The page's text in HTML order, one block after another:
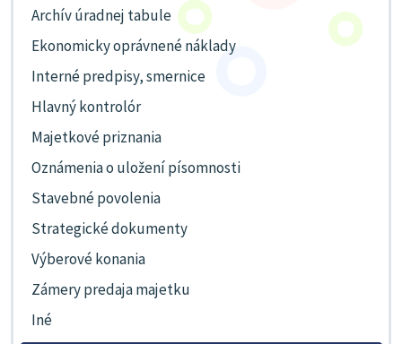
Archív úradnej tabule
Ekonomicky oprávnené náklady
Interné predpisy, smernice
Hlavný kontrolór
Majetkové priznania
Oznámenia o uložení písomnosti
Stavebné povolenia
Strategické dokumenty
Výberové konania
Zámery predaja majetku
Iné